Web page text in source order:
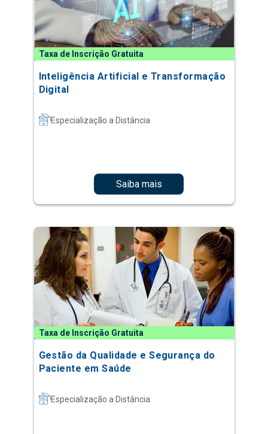
Taxa de Inscrição Gratuita
Inteligência Artificial e Transformação
Digital
Especialização a Distância
Saiba mais
Taxa de Inscrição Gratuita
Gestão da Qualidade e Segurança do
Paciente em Saúde
Especialização a Distância